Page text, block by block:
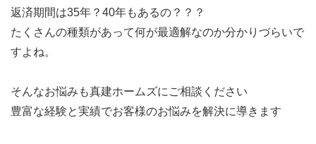
返済期間は35年？40年もあるの？？？
たくさんの種類があって何が最適解なのか分かりづらいで
すよね。
そんなお悩みも真建ホームズにご相談ください
豊富な経験と実績でお客様のお悩みを解決に導きます